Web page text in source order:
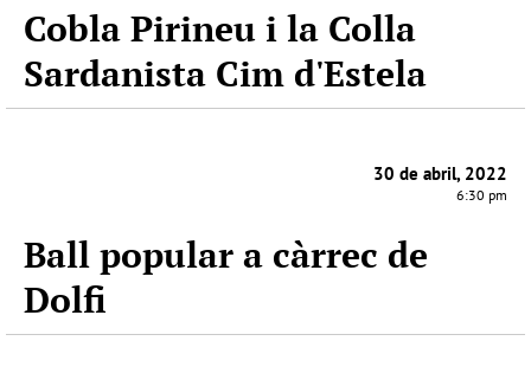
Cobla Pirineu i la Colla
Sardanista Cim d'Estela
30 de abril, 2022
6:30 pm
Ball popular a càrrec de
Dolfi